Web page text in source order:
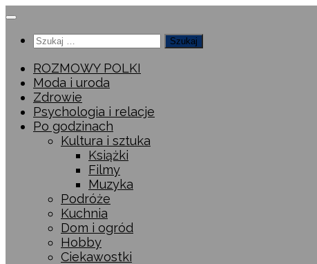
Przeskocz
treściSzukaj:
ROZMOWY POLKI
Moda i uroda
Zdrowie
Psychologia i relacje
Po godzinach
Kultura i sztuka
Książki
Filmy
Muzyka
Podróże
Kuchnia
Dom i ogród
Hobby
Ciekawostki